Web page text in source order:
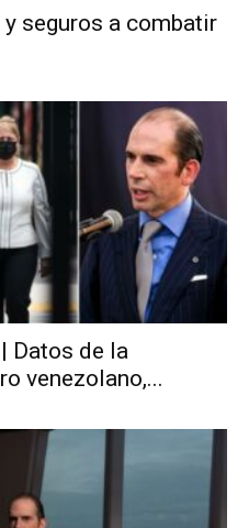
seguros a combatir
Datos de la
venezolano,...